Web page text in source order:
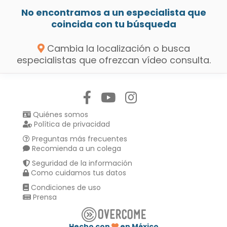
No encontramos a un especialista que
coincida con tu búsqueda
Cambia la localización o busca
especialistas que ofrezcan vídeo consulta.
Quiénes somos
Política de privacidad
Preguntas más frecuentes
Recomienda a un colega
Seguridad de la información
Como cuidamos tus datos
Condiciones de uso
Prensa